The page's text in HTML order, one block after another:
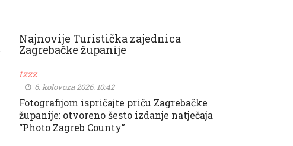
Najnovije Turistička zajednica
Zagrebačke županije
tzzz
6. kolovoza 2026. 10:42
Fotografijom ispričajte priču Zagrebačke
županije: otvoreno šesto izdanje natječaja
“Photo Zagreb County”